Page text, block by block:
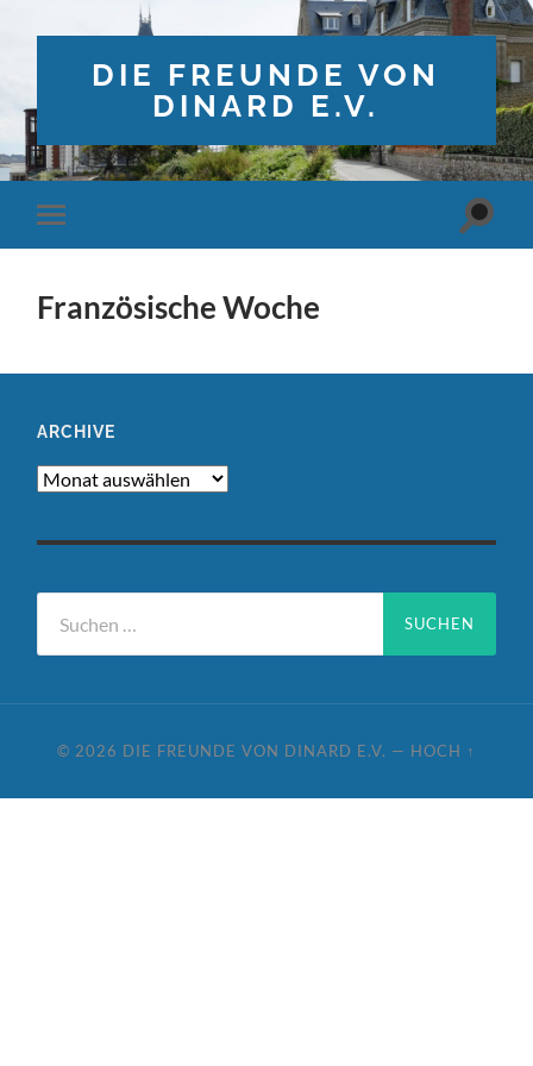
DIE FREUNDE VON
DINARD E.V.
Mobile-
Menü
Französische Woche
ARCHIVE
Archive
nach:
© 2026 DIE FREUNDE VON DINARD E.V. — HOCH ↑